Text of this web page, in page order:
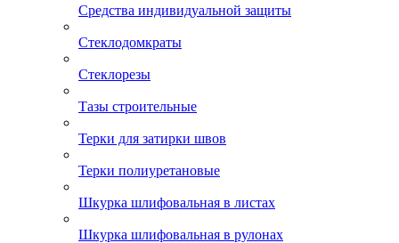
Средства индивидуальной защиты
Стеклодомкраты
Стеклорезы
Тазы строительные
Терки для затирки швов
Терки полиуретановые
Шкурка шлифовальная в листах
Шкурка шлифовальная в рулонах